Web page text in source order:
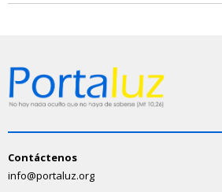
Contáctenos
info@portaluz.org